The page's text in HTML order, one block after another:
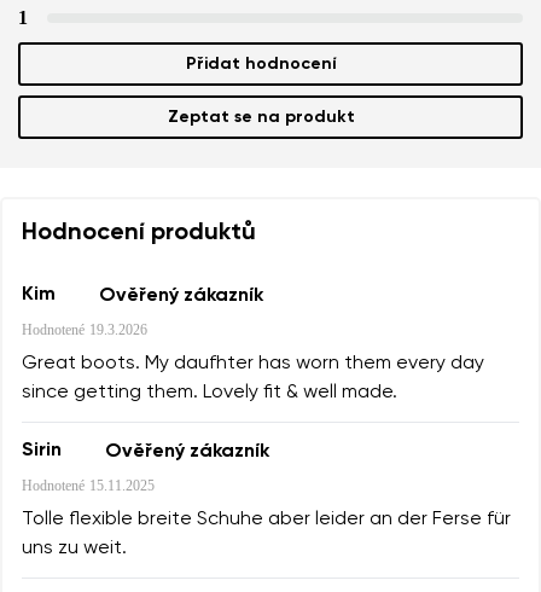
1
Přidat hodnocení
Zeptat se na produkt
Hodnocení produktů
Kim Ověřený zákazník
Hodnotené 19.3.2026
Great boots. My daufhter has worn them every day
since getting them. Lovely fit & well made.
Sirin Ověřený zákazník
Hodnotené 15.11.2025
Tolle flexible breite Schuhe aber leider an der Ferse für
uns zu weit.